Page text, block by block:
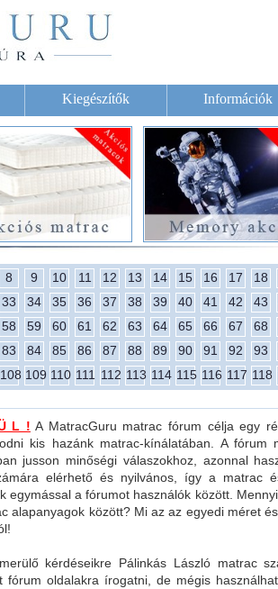
Kiegészítők Információk
8 9 10 11 12 13 14 15 16 17 18
33 34 35 36 37 38 39 40 41 42 43
58 59 60 61 62 63 64 65 66 67 68
83 84 85 86 87 88 89 90 91 92 93
108 109 110 111 112 113 114 115 116 117 118
L ! A MatracGuru matrac fórum célja egy
kis hazánk matrac-kínálatában. A
jusson minőségi válaszokhoz, azonnal
elérhető és nyilvános, így a matrac
egymással a fórumot használók között.
alapanyagok között? Mi az az egyedi méret
kérdéseikre Pálinkás László matrac
fórum oldalakra írogatni, de mégis